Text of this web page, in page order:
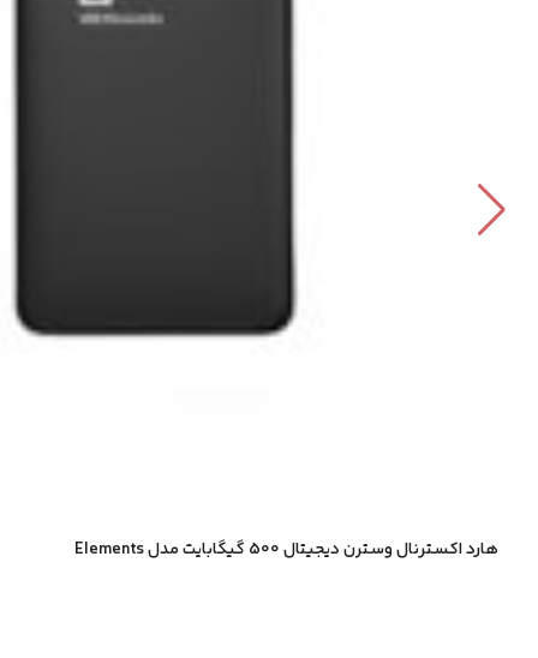
هارد اکسترنال وسترن دیجیتال 500 گیگابایت مدل Elements